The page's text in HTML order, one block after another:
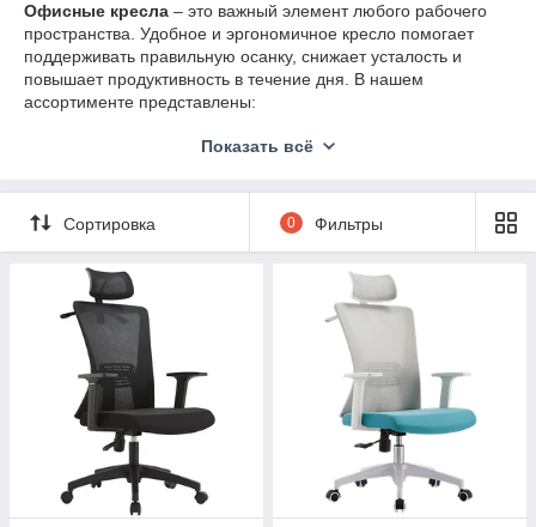
Офисные кресла – это важный элемент любого рабочего
пространства. Удобное и эргономичное кресло помогает
поддерживать правильную осанку, снижает усталость и
повышает продуктивность в течение дня. В нашем
ассортименте представлены:
Руководительские кресла премиум-класса
Кресла с регулировкой высоты, наклона и
подлокотников
Современные модели с сетчатой или кожаной
обивкой
Мы предлагаем широкий выбор стилей и материалов, чтобы
каждое кресло гармонично вписывалось в ваш интерьер.
Надёжность, комфорт и стиль – всё, что нужно для удобной
работы.
Показать всё
Сортировка 0 Фильтры